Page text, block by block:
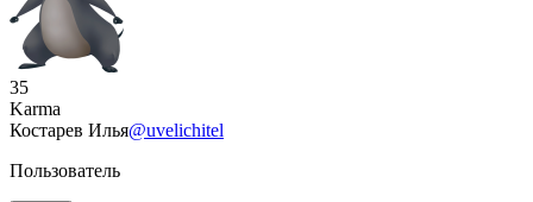
35
Karma
Костарев Илья@uvelichitel
Пользователь